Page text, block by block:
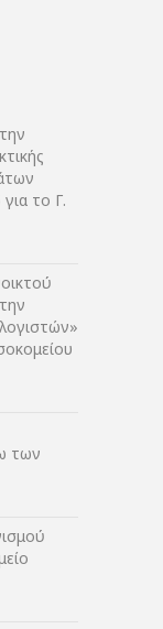
το Γ.
των